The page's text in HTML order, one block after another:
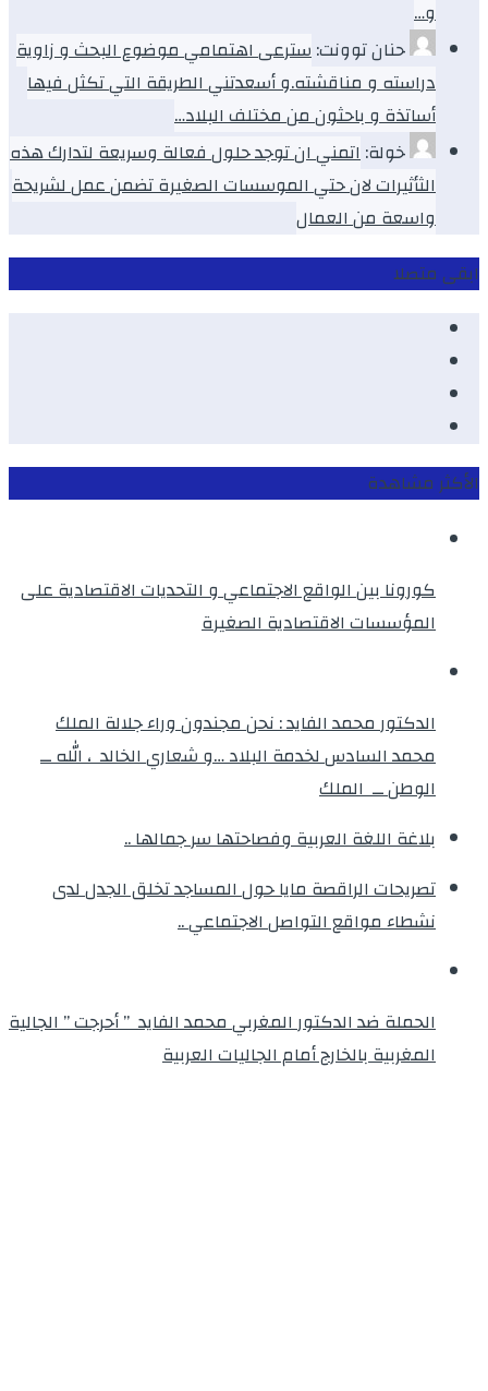
و…
حنان توونت:سترعى اهتمامي موضوع البحث و زاوية
دراسته و مناقشته.و أسعدتني الطريقة التي تكثل فيها
أساتذة و باحثون من مختلف البلاد…
خولة:اتمني ان توجد حلول فعالة وسريعة لتدارك هذه
الثأثيرات لان حتي الموسسات الصغيرة تضمن عمل لشريحة
واسعة من العمال
ابقى متصلا
الأكثر مشاهدة
كورونا بين الواقع الاجتماعي و التحديات الاقتصادية على
المؤسسات الاقتصادية الصغيرة
الدكتور محمد الفايد : نحن مجندون وراء جلالة الملك
محمد السادس لخدمة البلاد …و شعاري الخالد ، الله ــ
الوطن ــ الملك
بلاغة اللغة العربية وفصاحتها سر جمالها ..
تصريحات الراقصة مايا حول المساجد تخلق الجدل لدى
نشطاء مواقع التواصل الاجتماعي ..
الحملة ضد الدكتور المغربي محمد الفايد ” أحرجت ” الجالية
المغربية بالخارج أمام الجاليات العربية